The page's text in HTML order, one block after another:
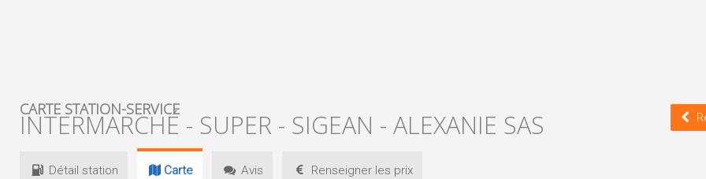
CARTE STATION-SERVICE
INTERMARCHÉ - SUPER - SIGEAN - ALEXANIE SAS
Détail station Carte Avis Renseigner les prix